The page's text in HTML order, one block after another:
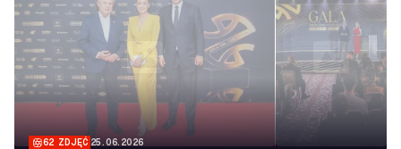
62ZDJĘĆ 25.06.2026